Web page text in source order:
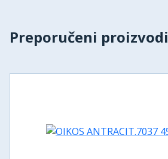
Preporučeni proizvodi